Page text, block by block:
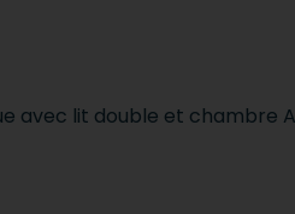
avec lit double et chambre